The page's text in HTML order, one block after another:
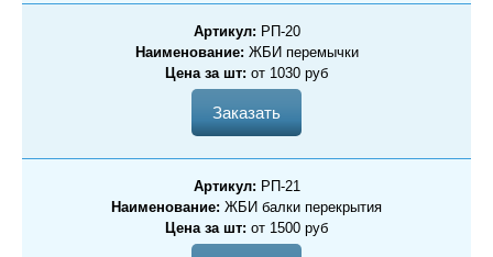
Артикул: РП-20
Наименование: ЖБИ перемычки
Цена за шт: от 1030 руб
Заказать
Артикул: РП-21
Наименование: ЖБИ балки перекрытия
Цена за шт: от 1500 руб